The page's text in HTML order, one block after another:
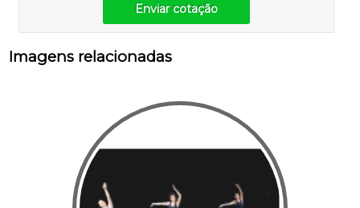
Enviar cotação
Imagens relacionadas